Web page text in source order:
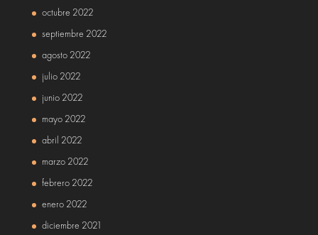
octubre 2022
septiembre 2022
agosto 2022
julio 2022
junio 2022
mayo 2022
abril 2022
marzo 2022
febrero 2022
enero 2022
diciembre 2021